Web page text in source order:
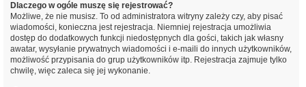
Dlaczego w ogóle muszę się rejestrować?
Możliwe, że nie musisz. To od administratora witryny zależy czy, aby pisać
wiadomości, konieczna jest rejestracja. Niemniej rejestracja umożliwia
dostęp do dodatkowych funkcji niedostępnych dla gości, takich jak własny
awatar, wysyłanie prywatnych wiadomości i e-maili do innych użytkowników,
możliwość przypisania do grup użytkowników itp. Rejestracja zajmuje tylko
chwilę, więc zaleca się jej wykonanie.